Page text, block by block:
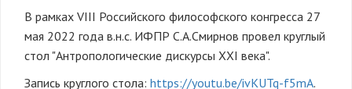
В рамках VIII Российского философского конгресса 27
мая 2022 года в.н.с. ИФПР С.А.Смирнов провел круглый
стол "Антропологические дискурсы XXI века".
Запись круглого стола: https://youtu.be/ivKUTq-f5mA.